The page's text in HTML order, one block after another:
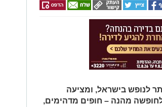
לנופש בישראל, ומציעה
מהנה – חופים מדהימים,